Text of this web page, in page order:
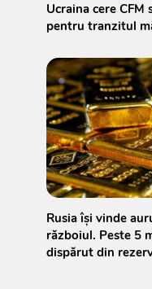
Ucraina cere
pentru tranzitul
Rusia își vinde
războiul. Peste 5
dispărut din